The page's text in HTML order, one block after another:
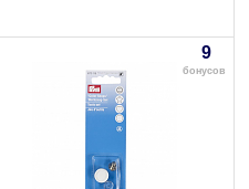
9
бонусов